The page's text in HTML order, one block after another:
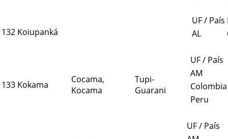
132 Koiupanká
UF / País
AL
133 Kokama
Cocama,
Kocama
Tupi-
Guarani
UF / País
AM
Colombia
Peru
UF / País